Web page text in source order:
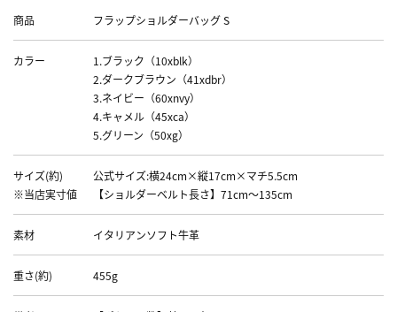
商品 フラップショルダーバッグ S
カラー
1.ブラック（10xblk）
2.ダークブラウン（41xdbr）
3.ネイビー（60xnvy）
4.キャメル（45xca）
5.グリーン（50xg）
サイズ(約)
※当店実寸値
公式サイズ:横24cm×縦17cm×マチ5.5cm
【ショルダーベルト長さ】71cm～135cm
素材 イタリアンソフト牛革
重さ(約) 455g